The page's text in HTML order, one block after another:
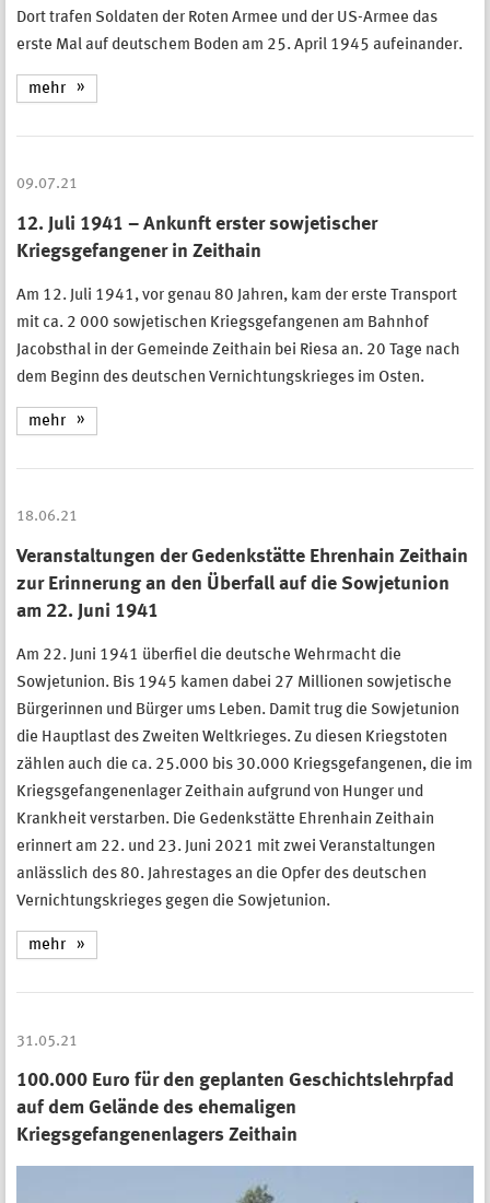
Dort trafen Soldaten der Roten Armee und der US-Armee das
erste Mal auf deutschem Boden am 25. April 1945 aufeinander.
mehr
09.07.21
12. Juli 1941 – Ankunft erster sowjetischer
Kriegsgefangener in Zeithain
Am 12. Juli 1941, vor genau 80 Jahren, kam der erste Transport
mit ca. 2 000 sowjetischen Kriegsgefangenen am Bahnhof
Jacobsthal in der Gemeinde Zeithain bei Riesa an. 20 Tage nach
dem Beginn des deutschen Vernichtungskrieges im Osten.
mehr
18.06.21
Veranstaltungen der Gedenkstätte Ehrenhain Zeithain
zur Erinnerung an den Überfall auf die Sowjetunion
am 22. Juni 1941
Am 22. Juni 1941 überfiel die deutsche Wehrmacht die
Sowjetunion. Bis 1945 kamen dabei 27 Millionen sowjetische
Bürgerinnen und Bürger ums Leben. Damit trug die Sowjetunion
die Hauptlast des Zweiten Weltkrieges. Zu diesen Kriegstoten
zählen auch die ca. 25.000 bis 30.000 Kriegsgefangenen, die im
Kriegsgefangenenlager Zeithain aufgrund von Hunger und
Krankheit verstarben. Die Gedenkstätte Ehrenhain Zeithain
erinnert am 22. und 23. Juni 2021 mit zwei Veranstaltungen
anlässlich des 80. Jahrestages an die Opfer des deutschen
Vernichtungskrieges gegen die Sowjetunion.
mehr
31.05.21
100.000 Euro für den geplanten Geschichtslehrpfad
auf dem Gelände des ehemaligen
Kriegsgefangenenlagers Zeithain